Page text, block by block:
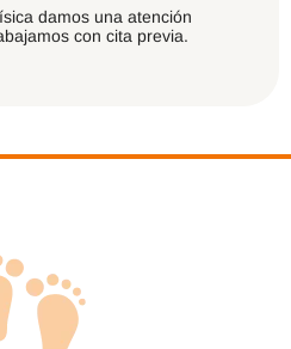
damos una atención
con cita previa.